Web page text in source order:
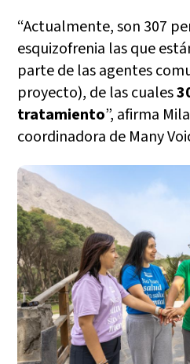
“Actualmente, son 307
esquizofrenia las que
parte de las agentes
proyecto), de las cuales
tratamiento”, afirma
coordinadora de Many